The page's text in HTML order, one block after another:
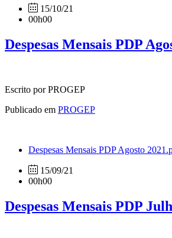
15/10/21
00h00
Despesas Mensais PDP
Escrito por PROGEP
Publicado em PROGEP
Despesas Mensais PDP Agosto
15/09/21
00h00
Despesas Mensais PDP